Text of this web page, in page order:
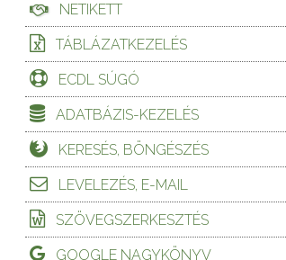
NETIKETT
TÁBLÁZATKEZELÉS
ECDL SÚGÓ
ADATBÁZIS-KEZELÉS
KERESÉS, BÖNGÉSZÉS
LEVELEZÉS, E-MAIL
SZÖVEGSZERKESZTÉS
GOOGLE NAGYKÖNYV